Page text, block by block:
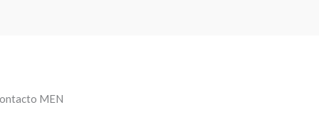
MEN